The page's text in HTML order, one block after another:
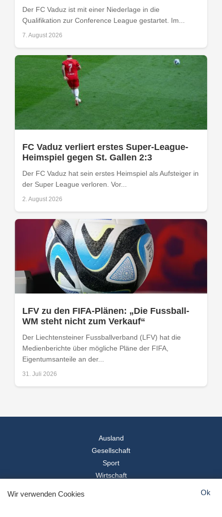
Der FC Vaduz ist mit einer Niederlage in die
Qualifikation zur Conference League gestartet. Im...
7. August 2026
FC Vaduz verliert erstes Super-League-
Heimspiel gegen St. Gallen 2:3
Der FC Vaduz hat sein erstes Heimspiel als Aufsteiger in
der Super League verloren. Vor...
2. August 2026
LFV zu den FIFA-Plänen: „Die Fussball-
WM steht nicht zum Verkauf“
Der Liechtensteiner Fussballverband (LFV) hat die
Medienberichte über mögliche Pläne der FIFA,
Eigentumsanteile an der...
31. Juli 2026
Ausland
Gesellschaft
Sport
Wirtschaft
© 2026Landesspiegel
Wir verwenden Cookies Ok